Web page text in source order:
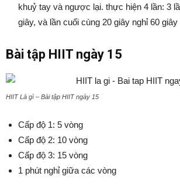
khuỷ tay và ngược lại. thực hiện 4 lần: 3
giây, và lần cuối cùng 20 giây nghỉ 60 giây
Bài tập HIIT ngày 15
HIIT Là gì – Bài tập HIIT ngày 15
Cấp độ 1: 5 vòng
Cấp độ 2: 10 vòng
Cấp độ 3: 15 vòng
1 phút nghỉ giữa các vòng